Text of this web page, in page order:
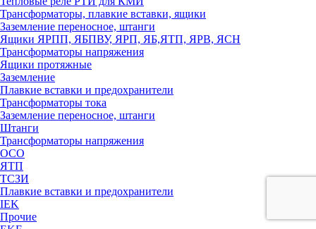
Трансформаторы, плавкие вставки, ящики
Заземление переносное, штанги
Ящики ЯРПП, ЯБПВУ, ЯРП, ЯБ,ЯТП, ЯРВ, ЯСН
Трансформаторы напряжения
Ящики протяжные
Заземление
Плавкие вставки и предохранители
Трансформаторы тока
Заземление переносное, штанги
Штанги
Трансформаторы напряжения
ОСО
ЯТП
ТСЗИ
Плавкие вставки и предохранители
IEK
Прочие